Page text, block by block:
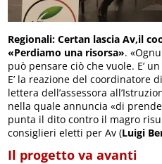
Regionali: Certan lascia Av,il
«Perdiamo una risorsa».
può pensare ciò che vuole. E’
E’ la reazione del coordinatore
lettera dell’assessora
nella quale annuncia «di
punta il dito contro il magro
consiglieri eletti per Av (Luigi
Il progetto va avanti